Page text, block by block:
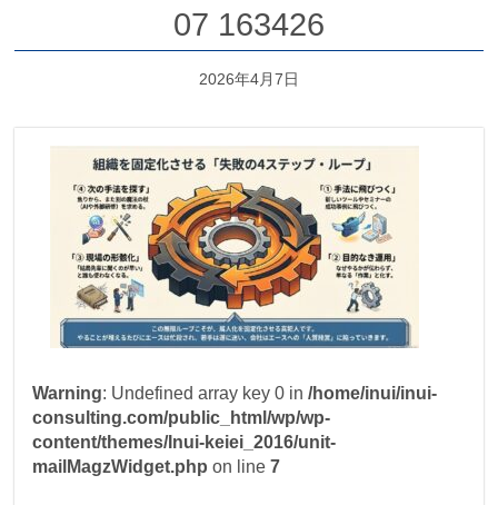
07 163426
2026年4月7日
Warning : Undefined array key 0 in/home/inui/inui-
consulting.com/public_html/wp/wp-
content/themes/Inui-keiei_2016/unit-
mailMagzWidget.php on line7